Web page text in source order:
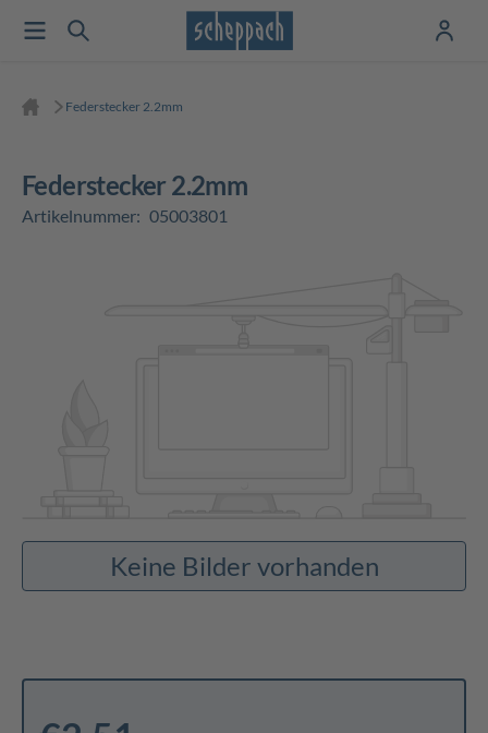
Federstecker 2.2mm
Federstecker 2.2mm
Artikelnummer: 05003801
Keine Bilder vorhanden